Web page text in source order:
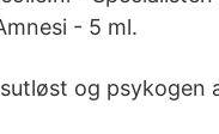
- 5 ml.
og psykogen